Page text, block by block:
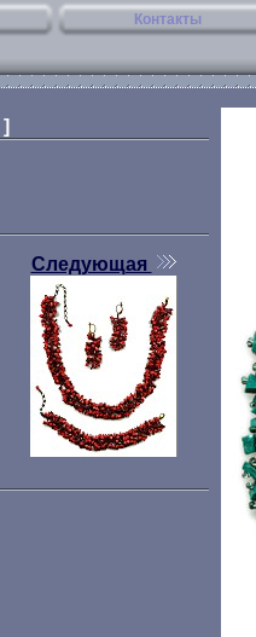
Контакты
]
Следующая